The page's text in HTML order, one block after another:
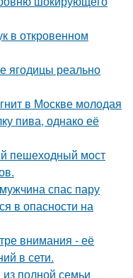
в откровенном
ягодицы реально
в Москве молодая
пива, однако её
пешеходный мост
спас пару
в опасности на
внимания - её
в сети.
полной семьи